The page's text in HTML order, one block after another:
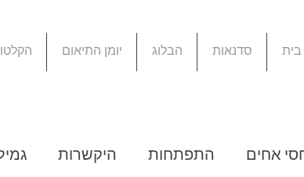
בית סדנאות הבלוג יומן התיאום
אחים התפתחות היקשרות